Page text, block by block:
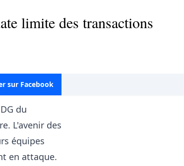
limite des transactions
sur Facebook
du
L'avenir des
équipes
en attaque.